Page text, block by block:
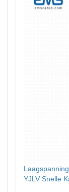
YJLV Snelle